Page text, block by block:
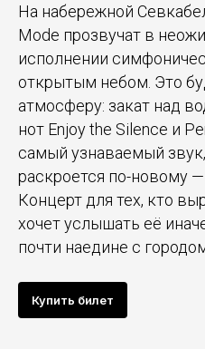
На набережной
Mode прозвучат в
исполнении
открытым небом. Это
атмосферу: закат над
нот Enjoy the Silence и
самый узнаваемый
раскроется по-новому
Концерт для тех, кто
хочет услышать её
почти наедине с
Купить билет